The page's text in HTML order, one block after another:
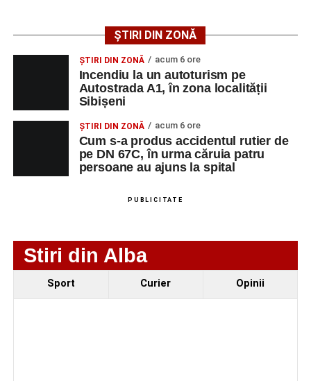
Ultimele știri din Sebeș
Incendiu la un autoturism pe Autostrada A1, în zona
localității Sibișeni
Școala de Fotbal Valea Frumoasei își întărește
lotul pentru noul sezon. Trei achiziții și performanțe
importante la nivel juvenil
urma căruia patru persoane au ajuns la spital
ȘTIRI DIN ZONĂ
ȘTIRI DIN ZONĂ acum 6 ore
Incendiu la un autoturism pe
Autostrada A1, în zona localității
Sibișeni
ȘTIRI DIN ZONĂ acum 6 ore
Cum s-a produs accidentul rutier de
pe DN 67C, în urma căruia patru
persoane au ajuns la spital
PUBLICITATE
Stiri din Alba
Sport Curier Opinii